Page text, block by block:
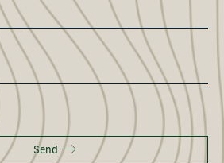
Send